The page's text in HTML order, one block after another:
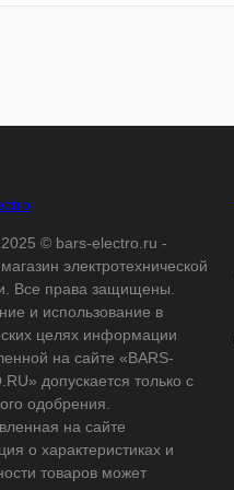
© bars-electro.ru -
электротехнической
Все права защищены.
и использование в
целях информации
на сайте «BARS-
допускается только с
одобрения.
на сайте
о характеристиках и
товаров может